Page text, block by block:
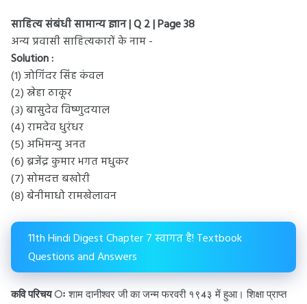
साहित्य संबंधी सामान्य ज्ञान | Q 2 | Page 38
अन्य प्रवासी साहित्यकारों के नाम -
Solution :
(१) जोगिंदर सिंह कंवल
(२) स्नेहा ठाकूर
(३) बासुदेव विष्णुदयाल
(४) रामदेव धुरंधर
(५) अभिमन्यु अनत
(६) ब्रजेंद्र कुमार भगत मधुकर
(७) सोमदत्त बखोरी
(८) बेनीमाधो रामखेलावन
11th Hindi Digest Chapter 7 स्वागत है! Textbook
Questions and Answers
कवि परिचय ः शाम दानीश्वर जी का जन्म फरवरी १९4३ में हुआ। शिक्षा प्राप्त